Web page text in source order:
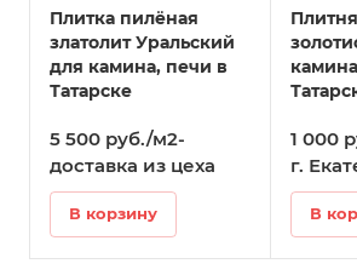
Плитка пилёная
златолит Уральский
для камина, печи в
Татарске
5 500 руб./м2-
доставка из цеха
В корзину
1 000
г.
В